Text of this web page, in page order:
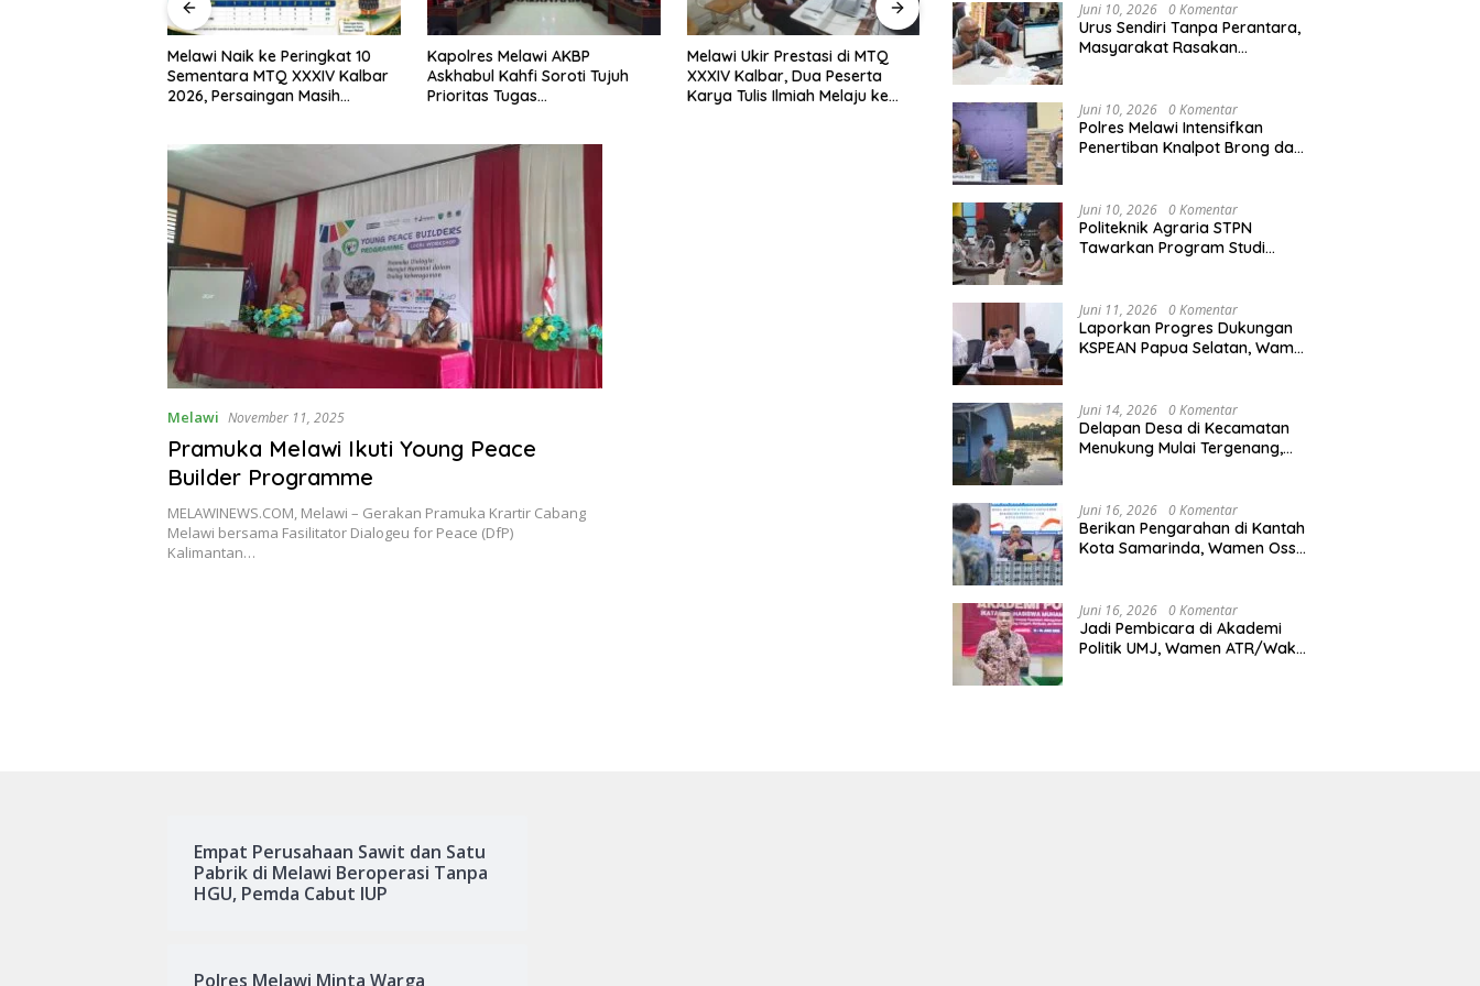
Melawi Naik ke Peringkat 10
Sementara MTQ XXXIV Kalbar
2026, Persaingan Masih
Kapolres Melawi AKBP
Askhabul Kahfi Soroti Tujuh
Prioritas Tugas
Melawi Ukir Prestasi di MTQ
XXXIV Kalbar, Dua Peserta
Karya Tulis Ilmiah Melaju ke
Melawi Tempati Peringkat ke-11
Sementara pada MTQ XXXIV
Semarak HUT RI ke-81,
Pinoh
Melawi November 11, 2025
Pramuka Melawi Ikuti Young Peace
Builder Programme
MELAWINEWS.COM, Melawi – Gerakan Pramuka Krartir Cabang
Melawi bersama Fasilitator Dialogeu for Peace (DfP)
Kalimantan…
Agraria/Pertanahan dan Tata
Ruang
Juni 10, 2026 0 Komentar
Urus Sendiri Tanpa Perantara,
Masyarakat Rasakan
Juni 10, 2026 0 Komentar
Polres Melawi Intensifkan
Penertiban Knalpot Brong dan
Juni 10, 2026 0 Komentar
Politeknik Agraria STPN
Tawarkan Program Studi
Juni 11, 2026 0 Komentar
Laporkan Progres Dukungan
KSPEAN Papua Selatan, Wamen
Nasional
Juni 14, 2026 0 Komentar
Delapan Desa di Kecamatan
Menukung Mulai Tergenang,
Juni 16, 2026 0 Komentar
Berikan Pengarahan di Kantah
Kota Samarinda, Wamen Ossy:
Kalimantan Timur
Juni 16, 2026 0 Komentar
Jadi Pembicara di Akademi
Politik UMJ, Wamen ATR/Waka
Empat Perusahaan Sawit dan Satu
Pabrik di Melawi Beroperasi Tanpa
HGU, Pemda Cabut IUP
Polres Melawi Minta Warga